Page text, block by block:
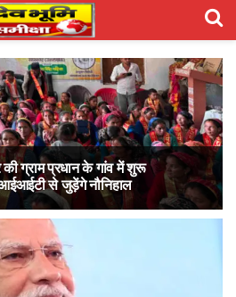
ग्राम प्रधान के गांव में शुरू
से जुड़ेंगे नौनिहाल